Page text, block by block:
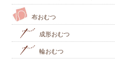
布おむつ
成形おむつ
輪おむつ